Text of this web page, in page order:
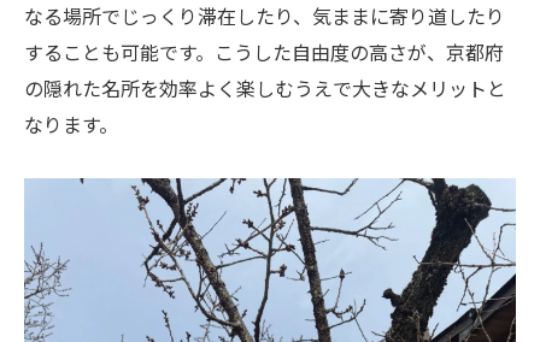
感する京都旅
坂道も楽々な電動レンタサイクルで広がる
観光プラン
用シーン
京都 レンタサイクル 電動乗り捨てで行動範
囲を拡大
京都駅発レンタサイクルで効率よく各地を回る
なる場所でじっくり滞在したり、気ままに寄り道したり
することも可能です。こうした自由度の高さが、京都府
の隠れた名所を効率よく楽しむうえで大きなメリットと
なります。